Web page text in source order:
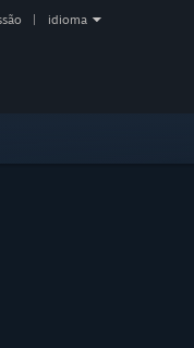
idioma